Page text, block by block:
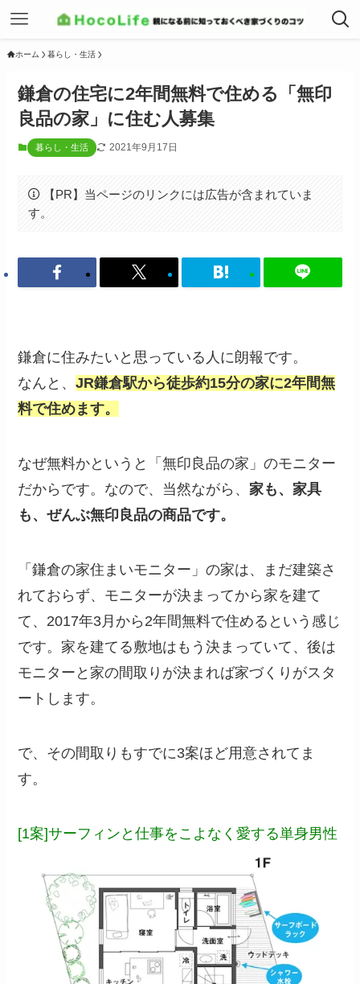
ホーム 暮らし・生活
鎌倉の住宅に2年間無料で住める「無印
良品の家」に住む人募集
暮らし・生活 2021年9月17日
【PR】当ページのリンクには広告が含まれていま
す。
鎌倉に住みたいと思っている人に朗報です。
なんと、JR鎌倉駅から徒歩約15分の家に2年間無
料で住めます。
なぜ無料かというと「無印良品の家」のモニター
だからです。なので、当然ながら、家も、家具
も、ぜんぶ無印良品の商品です。
「鎌倉の家住まいモニター」の家は、まだ建築さ
れておらず、モニターが決まってから家を建て
て、2017年3月から2年間無料で住めるという感じ
です。家を建てる敷地はもう決まっていて、後は
モニターと家の間取りが決まれば家づくりがスタ
ートします。
で、その間取りもすでに3案ほど用意されてま
す。
[1案]サーフィンと仕事をこよなく愛する単身男性